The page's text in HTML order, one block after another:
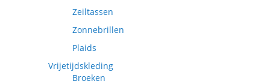
Zeiltassen
Zonnebrillen
Plaids
Vrijetijdskleding
Broeken